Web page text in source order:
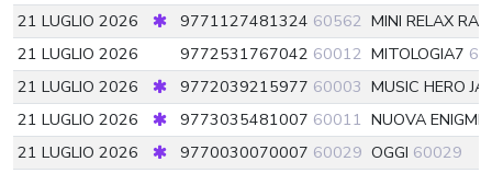
21 LUGLIO 2026
9771127481324 60562 MINI RELAX
21 LUGLIO 2026
9772531767042 60012 MITOLOGIA7
21 LUGLIO 2026
9772039215977 60003 MUSIC HERO
21 LUGLIO 2026
9773035481007 60011 NUOVA
21 LUGLIO 2026
9770030070007 60029 OGGI 60029